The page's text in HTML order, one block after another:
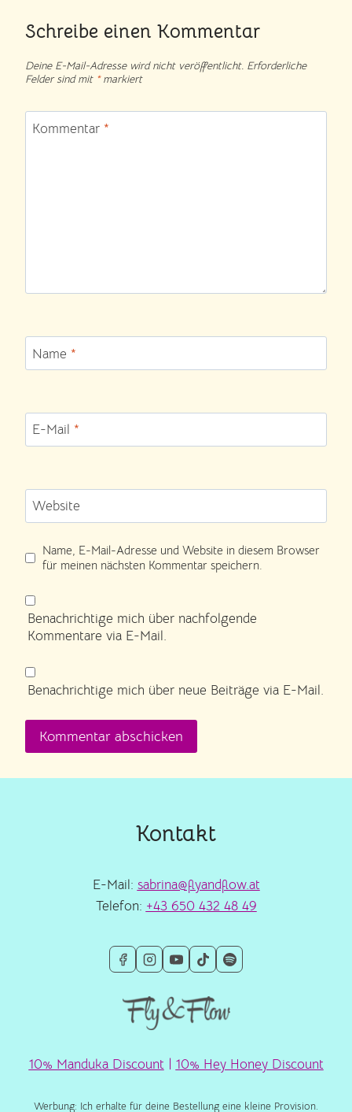
Schreibe einen Kommentar
Deine E-Mail-Adresse wird nicht veröffentlicht. Erforderliche
Felder sind mit *markiert
Kommentar *
Name *
E-Mail *
Website
Name, E-Mail-Adresse und Website in diesem Browser
für meinen nächsten Kommentar speichern.
Benachrichtige mich über nachfolgende
Kommentare via E-Mail.
Benachrichtige mich über neue Beiträge via E-Mail.
Kontakt
E-Mail: sabrina@flyandflow.at
Telefon: +43 650 432 48 49
10% Manduka Discount 10% Hey Honey Discount
Werbung: Ich erhalte für deine Bestellung eine kleine Provision.